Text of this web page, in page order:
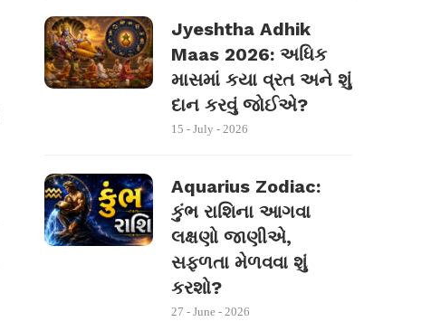
Jyeshtha Adhik
Maas 2026: અધિક
માસમાં કયા વ્રત અને શું
દાન કરવું જોઈએ?
15 - July - 2026
Aquarius Zodiac:
કુંભ રાશિના આગવા
લક્ષણો જાણીએ,
સફળતા મેળવવા શું
કરશો?
27 - June - 2026